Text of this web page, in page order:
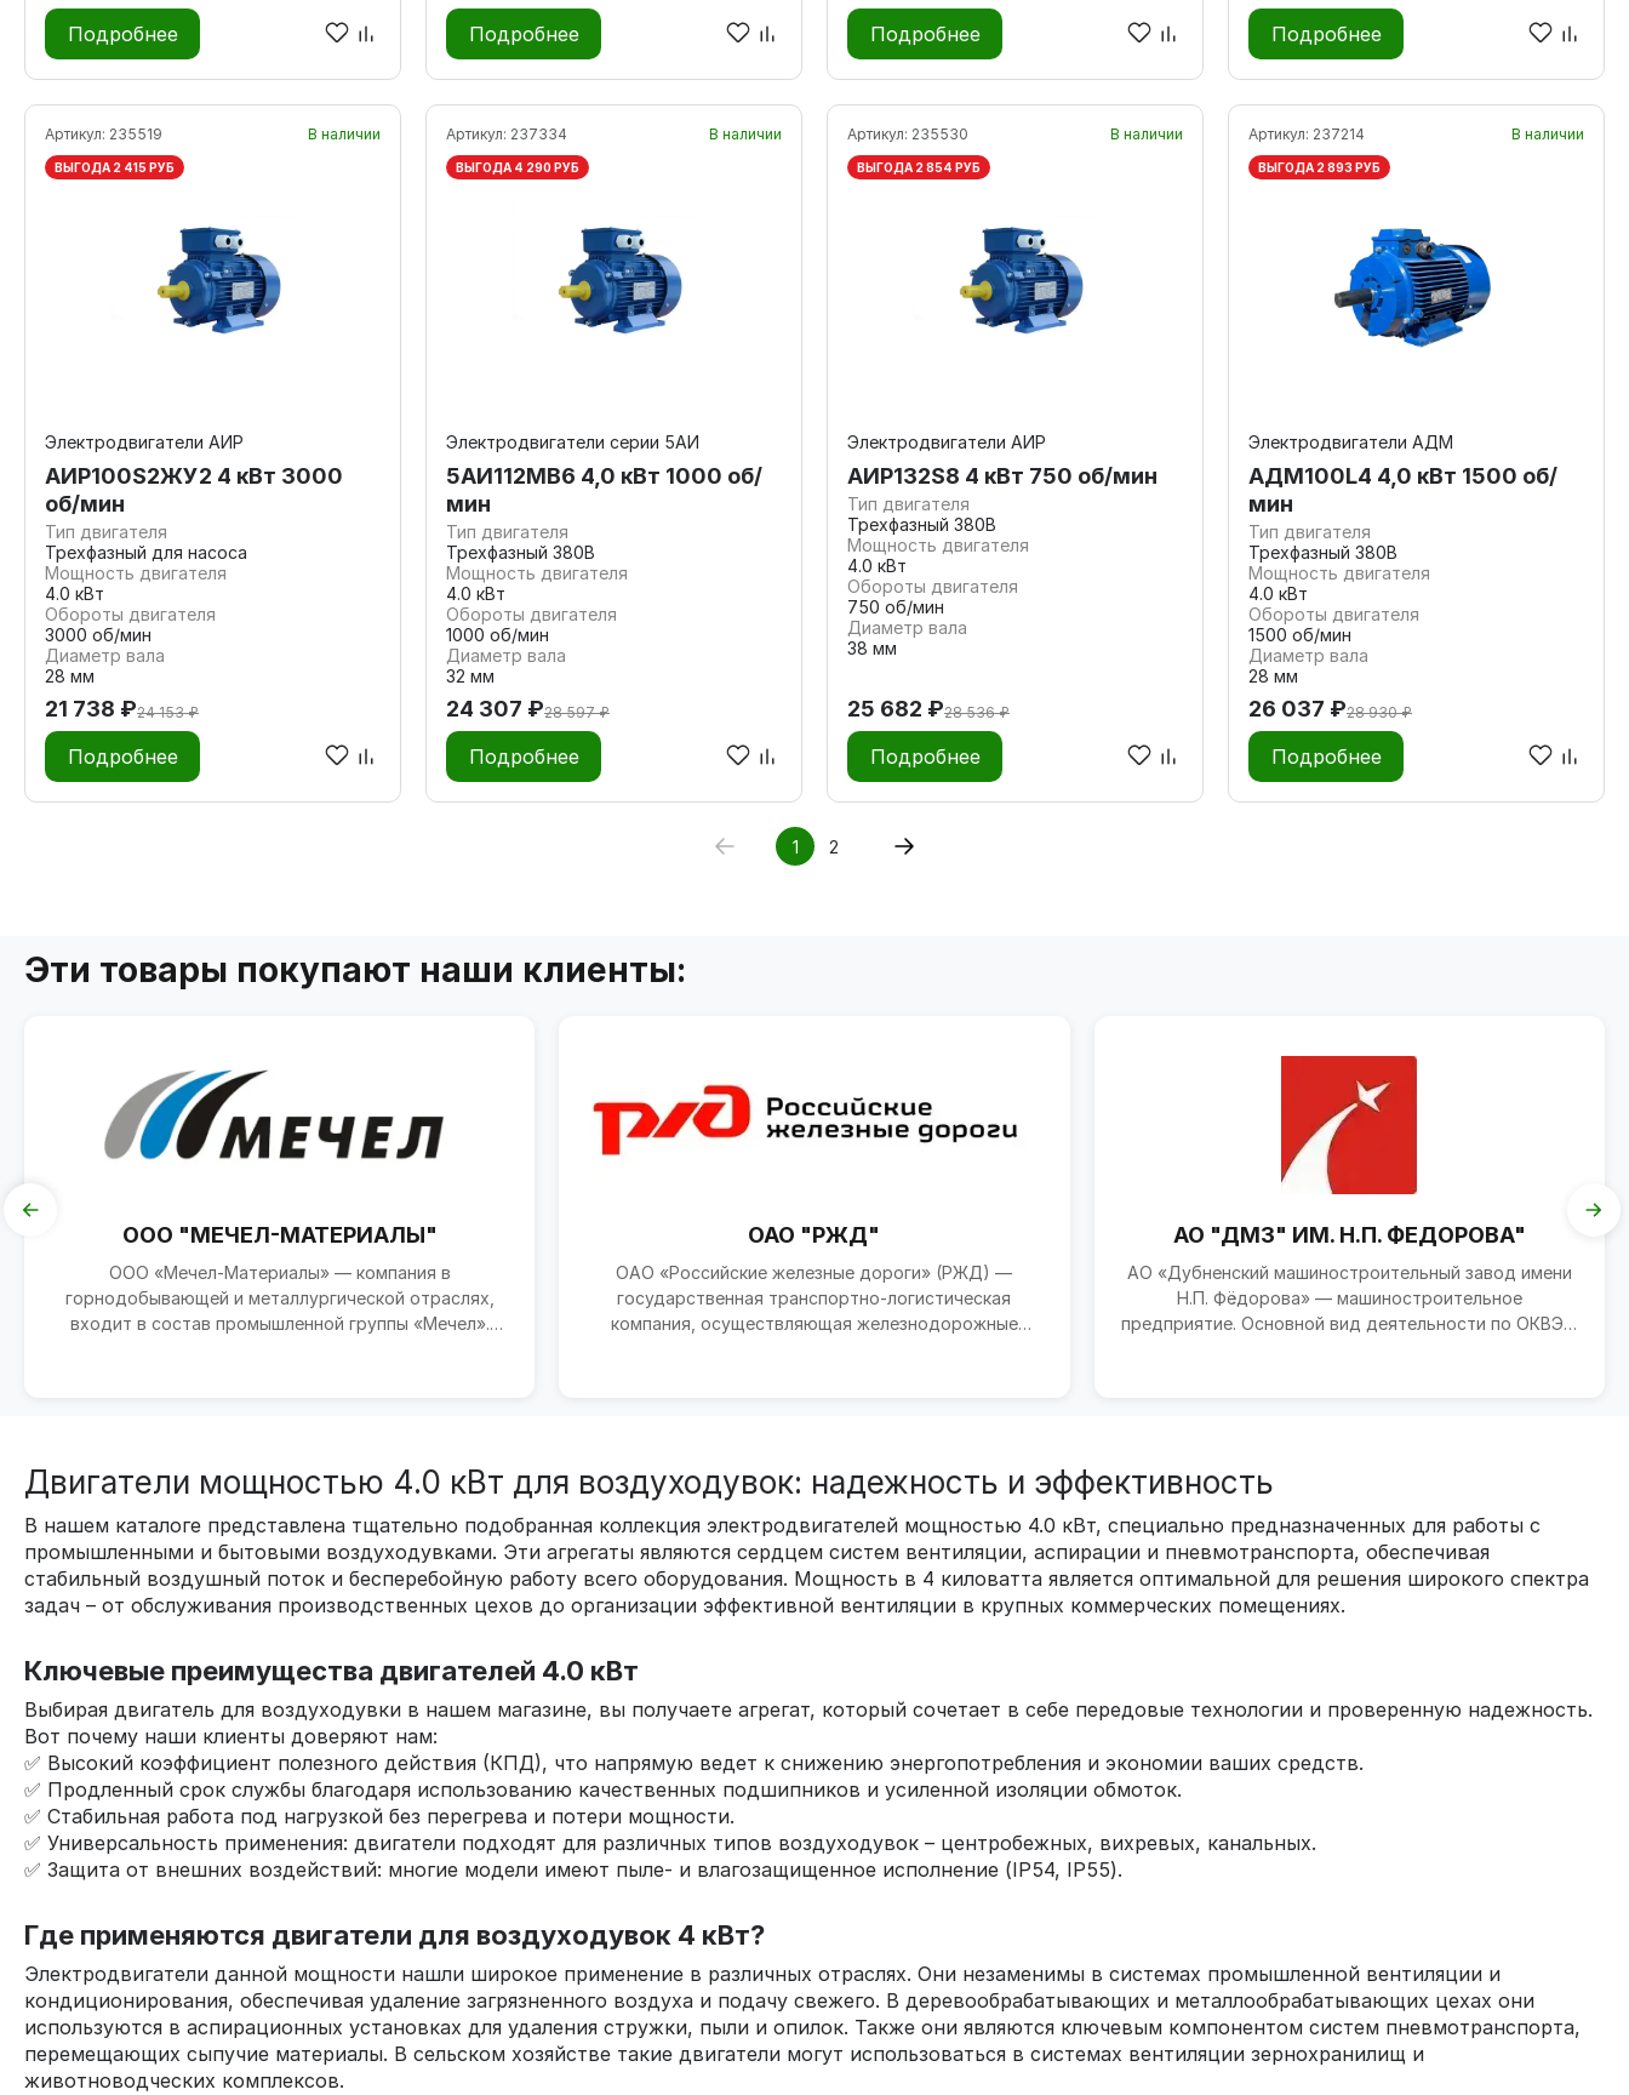
Подробнее Подробнее Подробнее Подробнее
Артикул: 235519 В наличии
ВЫГОДА 2 415 РУБ
Электродвигатели АИР
АИР100S2ЖУ2 4 кВт 3000
об/мин
Тип двигателя
Трехфазный для насоса
Мощность двигателя
4.0 кВт
Обороты двигателя
3000 об/мин
Диаметр вала
28 мм
21 738 ₽24 153 ₽
Подробнее
Артикул: 237334 В наличии
ВЫГОДА 4 290 РУБ
Электродвигатели серии 5АИ
5АИ112MB6 4,0 кВт 1000 об/
мин
Тип двигателя
Трехфазный 380В
Мощность двигателя
4.0 кВт
Обороты двигателя
1000 об/мин
Диаметр вала
32 мм
24 307 ₽28 597 ₽
Подробнее
Артикул: 235530 В наличии
ВЫГОДА 2 854 РУБ
Электродвигатели АИР
АИР132S8 4 кВт 750 об/мин
Тип двигателя
Трехфазный 380В
Мощность двигателя
4.0 кВт
Обороты двигателя
750 об/мин
Диаметр вала
38 мм
25 682 ₽28 536 ₽
Подробнее
Артикул: 237214 В наличии
ВЫГОДА 2 893 РУБ
Электродвигатели АДМ
АДМ100L4 4,0 кВт 1500 об/
мин
Тип двигателя
Трехфазный 380В
Мощность двигателя
4.0 кВт
Обороты двигателя
1500 об/мин
Диаметр вала
28 мм
26 037 ₽28 930 ₽
Подробнее
1 2
Эти товары покупают наши клиенты:
ООО "МЕЧЕЛ-МАТЕРИАЛЫ"
ООО «Мечел-Материалы» — компания в
горнодобывающей и металлургической отраслях,
входит в состав промышленной группы «Мечел».
ОАО "РЖД"
ОАО «Российские железные дороги» (РЖД) —
государственная транспортно-логистическая
компания, осуществляющая железнодорожные
АО "ДМЗ" ИМ. Н.П. ФЕДОРОВА"
АО «Дубненский машиностроительный завод имени
Н.П. Фёдорова» — машиностроительное
предприятие. Основной вид деятельности по ОКВЭД
Двигатели мощностью 4.0 кВт для воздуходувок: надежность и эффективность
В нашем каталоге представлена тщательно подобранная коллекция электродвигателей мощностью 4.0 кВт, специально предназначенных для работы с
промышленными и бытовыми воздуходувками. Эти агрегаты являются сердцем систем вентиляции, аспирации и пневмотранспорта, обеспечивая
стабильный воздушный поток и бесперебойную работу всего оборудования. Мощность в 4 киловатта является оптимальной для решения широкого спектра
задач – от обслуживания производственных цехов до организации эффективной вентиляции в крупных коммерческих помещениях.
Ключевые преимущества двигателей 4.0 кВт
Выбирая двигатель для воздуходувки в нашем магазине, вы получаете агрегат, который сочетает в себе передовые технологии и проверенную надежность.
Вот почему наши клиенты доверяют нам:
✅ Высокий коэффициент полезного действия (КПД), что напрямую ведет к снижению энергопотребления и экономии ваших средств.
✅ Продленный срок службы благодаря использованию качественных подшипников и усиленной изоляции обмоток.
✅ Стабильная работа под нагрузкой без перегрева и потери мощности.
✅ Универсальность применения: двигатели подходят для различных типов воздуходувок – центробежных, вихревых, канальных.
✅ Защита от внешних воздействий: многие модели имеют пыле- и влагозащищенное исполнение (IP54, IP55).
Где применяются двигатели для воздуходувок 4 кВт?
Электродвигатели данной мощности нашли широкое применение в различных отраслях. Они незаменимы в системах промышленной вентиляции и
кондиционирования, обеспечивая удаление загрязненного воздуха и подачу свежего. В деревообрабатывающих и металлообрабатывающих цехах они
используются в аспирационных установках для удаления стружки, пыли и опилок. Также они являются ключевым компонентом систем пневмотранспорта,
перемещающих сыпучие материалы. В сельском хозяйстве такие двигатели могут использоваться в системах вентиляции зернохранилищ и
животноводческих комплексов.